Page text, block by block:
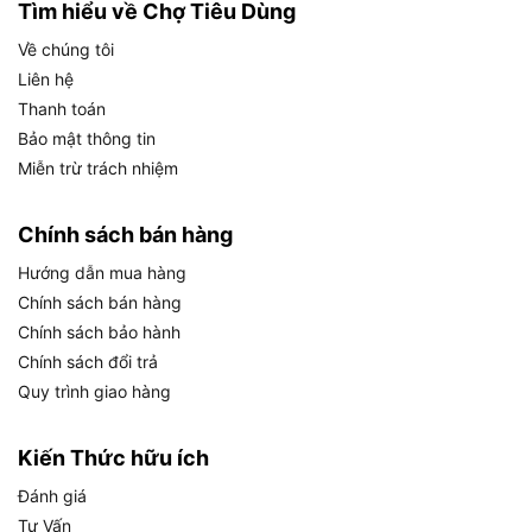
Velcro.
An toàn và tiện lợi: Nút khóa công tắc, vành
chắn bụi, và dây nguồn 2.5m giảm thiểu mảnh
vụn và tăng tính cơ động.
Thiết kế công thái học: Trọng lượng 2.8kg, tay
cầm bọc cao su chống trượt, và hệ thống giảm
dài.
Thông số kỹ thuật chi tiết
Mã sản phẩm: PO5000C.
Thương hiệu: Makita.
Công suất: 900W.
Tốc độ không tải: 0-6,800 vòng/phút (đánh
bóng), 0-780 vòng/phút (quỹ đạo).
Tìm hiểu về Chợ Tiêu Dùng
Về chúng tôi
Liên hệ
Thanh toán
Bảo mật thông tin
Miễn trừ trách nhiệm
Chính sách bán hàng
Hướng dẫn mua hàng
Chính sách bán hàng
Chính sách bảo hành
Chính sách đổi trả
Quy trình giao hàng
Kiến Thức hữu ích
Đánh giá
Tư Vấn